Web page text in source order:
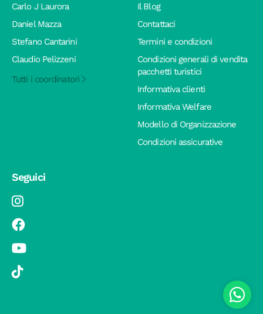
Carlo J Laurora
Daniel Mazza
Stefano Cantarini
Claudio Pelizzeni
Tutti i coordinatori
Il Blog
Contattaci
Termini e condizioni
Condizioni generali di vendita
pacchetti turistici
Informativa clienti
Informativa Welfare
Modello di Organizzazione
Condizioni assicurative
Seguici